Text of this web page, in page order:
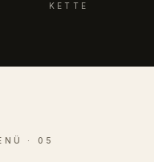
KETTE
· 05